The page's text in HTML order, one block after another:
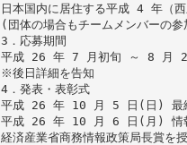
日本国内に居住する平成 4 年（
(団体の場合もチームメンバーの参
3．応募期間
平成 26 年 7 月初旬 ～ 8 月
※後日詳細を告知
4．発表・表彰式
平成 26 年 10 月 5 日(日) 最終
平成 26 年 10 月 6 日(月) 情報
経済産業省商務情報政策局長賞を